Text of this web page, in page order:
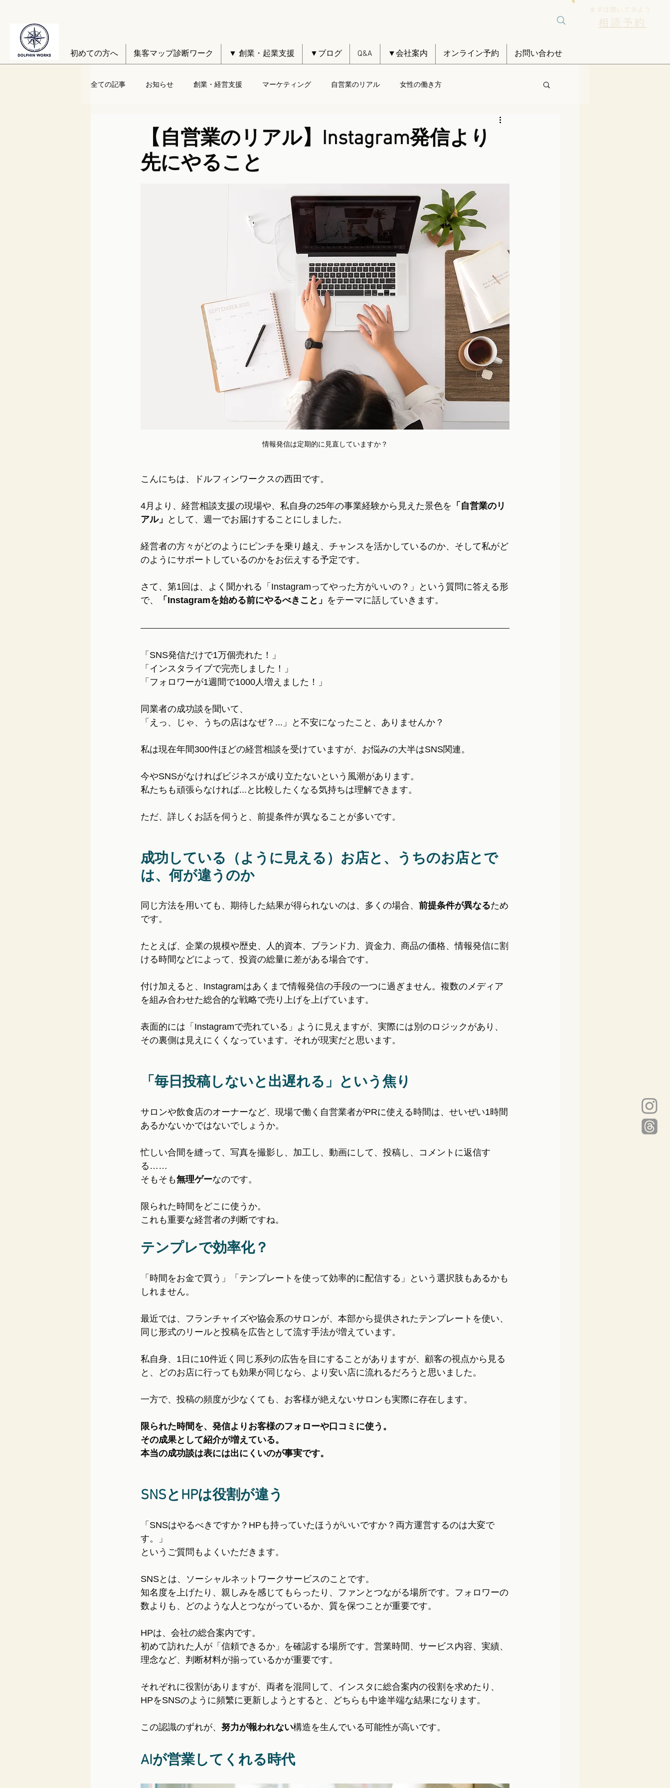
初めての方へ 集客マップ診断ワーク ▼ 創業・起業支援 ▼ブログ Q&A ▼会社案内 オンライン予約 お問い合わせ
まずは聞いてみよう
相談予約
全ての記事 お知らせ 創業・経営支援 マーケティング 自営業のリアル 女性の働き方
【自営業のリアル】Instagram発信より
先にやること
情報発信は定期的に見直していますか？
こんにちは、ドルフィンワークスの西田です。
4月より、経営相談支援の現場や、私自身の25年の事業経験から見えた景色を 「自営業のリ
アル」
として、週一でお届けすることにしました。
経営者の方々がどのようにピンチを乗り越え、チャンスを活かしているのか、そして私がど
のようにサポートしているのかをお伝えする予定です。
さて、第1回は、よく聞かれる「Instagramってやった方がいいの？」という質問に答える形
で、
「Instagramを始める前にやるべきこと」 をテーマに話していきます。
「SNS発信だけで1万個売れた！」
「インスタライブで完売しました！」
「フォロワーが1週間で1000人増えました！」
同業者の成功談を聞いて、
「えっ、じゃ、うちの店はなぜ？...」と不安になったこと、ありませんか？
私は現在年間300件ほどの経営相談を受けていますが、お悩みの大半はSNS関連。
今やSNSがなければビジネスが成り立たないという風潮があります。
私たちも頑張らなければ...と比較したくなる気持ちは理解できます。
ただ、詳しくお話を伺うと、前提条件が異なることが多いです。
成功している（ように見える）お店と、うちのお店とで
は、何が違うのか
同じ方法を用いても、期待した結果が得られないのは、多くの場合、 前提条件が異なるため
です。
たとえば、企業の規模や歴史、人的資本、ブランド力、資金力、商品の価格、情報発信に割
ける時間などによって、投資の総量に差がある場合です。
付け加えると、Instagramはあくまで情報発信の手段の一つに過ぎません。複数のメディア
を組み合わせた総合的な戦略で売り上げを上げています。
表面的には「Instagramで売れている」ように見えますが、実際には別のロジックがあり、
その裏側は見えにくくなっています。それが現実だと思います。
「毎日投稿しないと出遅れる」という焦り
サロンや飲食店のオーナーなど、現場で働く自営業者がPRに使える時間は、せいぜい1時間
あるかないかではないでしょうか。
忙しい合間を縫って、写真を撮影し、加工し、動画にして、投稿し、コメントに返信す
る……
そもそも無理ゲーなのです。
限られた時間をどこに使うか。
これも重要な経営者の判断ですね。
テンプレで効率化？
「時間をお金で買う」「テンプレートを使って効率的に配信する」という選択肢もあるかも
しれません。
最近では、フランチャイズや協会系のサロンが、本部から提供されたテンプレートを使い、
同じ形式のリールと投稿を広告として流す手法が増えています。
私自身、1日に10件近く同じ系列の広告を目にすることがありますが、顧客の視点から見る
と、どのお店に行っても効果が同じなら、より安い店に流れるだろうと思いました。
一方で、投稿の頻度が少なくても、お客様が絶えないサロンも実際に存在します。
限られた時間を、発信よりお客様のフォローや口コミに使う。
その成果として紹介が増えている。
本当の成功談は表には出にくいのが事実です。
SNSとHPは役割が違う
「SNSはやるべきですか？HPも持っていたほうがいいですか？両方運営するのは大変で
す。」
というご質問もよくいただきます。
SNSとは、ソーシャルネットワークサービスのことです。
知名度を上げたり、親しみを感じてもらったり、ファンとつながる場所です。フォロワーの
数よりも、どのような人とつながっているか、質を保つことが重要です。
HPは、会社の総合案内です。
初めて訪れた人が「信頼できるか」を確認する場所です。営業時間、サービス内容、実績、
理念など、判断材料が揃っているかが重要です。
それぞれに役割がありますが、両者を混同して、インスタに総合案内の役割を求めたり、
HPをSNSのように頻繁に更新しようとすると、どちらも中途半端な結果になります。
この認識のずれが、努力が報われない構造を生んでいる可能性が高いです。
AIが営業してくれる時代